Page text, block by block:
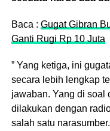
Baca : Gugat Gibran
Ganti Rugi Rp 10 Juta
” Yang ketiga, ini
secara lebih lengkap
jawaban. Yang di soal
dilakukan dengan
salah satu narasumber.